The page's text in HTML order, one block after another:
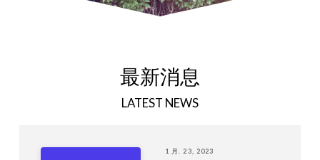
最新消息
LATEST NEWS
1 月. 23, 2023